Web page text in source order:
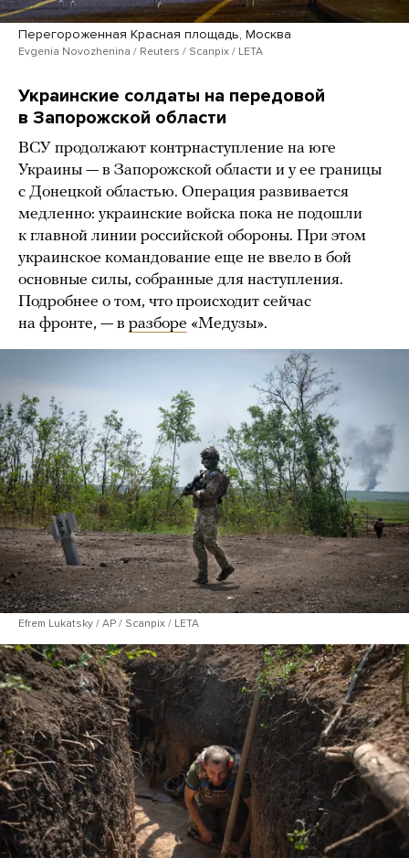
Перегороженная Красная площадь, Москва
Evgenia Novozhenina / Reuters / Scanpix / LETA
Украинские солдаты на передовой
в Запорожской области
ВСУ продолжают контрнаступление на юге
Украины — в Запорожской области и у ее границы
с Донецкой областью. Операция развивается
медленно: украинские войска пока не подошли
к главной линии российской обороны. При этом
украинское командование еще не ввело в бой
основные силы, собранные для наступления.
Подробнее о том, что происходит сейчас
на фронте, — в разборе «Медузы».
Efrem Lukatsky / AP / Scanpix / LETA